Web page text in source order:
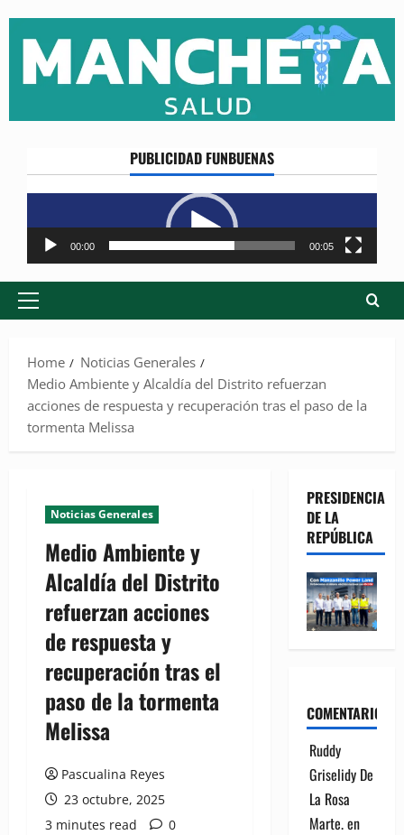
content
PUBLICIDAD FUNBUENAS
Reproductor
de
vídeo
00:00 00:05
Primary
Home
Noticias Generales
Medio Ambiente y Alcaldía del Distrito refuerzan
acciones de respuesta y recuperación tras el paso de la
tormenta Melissa
Noticias Generales
Medio Ambiente y
Alcaldía del Distrito
refuerzan acciones
de respuesta y
recuperación tras el
paso de la tormenta
Melissa
Pascualina Reyes
23 octubre, 2025
3 minutes read
0
PRESIDENCIA
DE LA
REPÚBLICA
COMENTARIOS
Ruddy
Griselidy De
La Rosa
Marte.en